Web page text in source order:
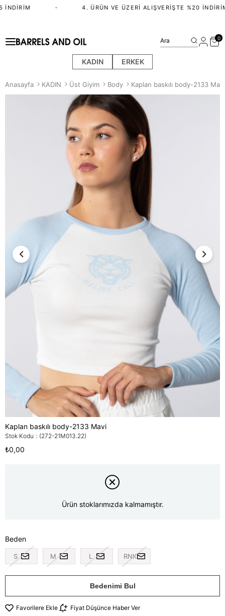
4. ÜRÜN VE ÜZERI ALIŞVERIŞTE %20 İNDIRIM
KADIN ERKEK
Ara 0
Anasayfa KADIN Üst Giyim Body Kaplan baskılı body-2133 Mavi
Kaplan baskılı body-2133 Mavi
Stok Kodu (272-21M013.22)
₺0,00
Ürün stoklarımızda kalmamıştır.
Beden
S M L RNK
Bedenimi Bul
Favorilere Ekle Fiyat Düşünce Haber Ver